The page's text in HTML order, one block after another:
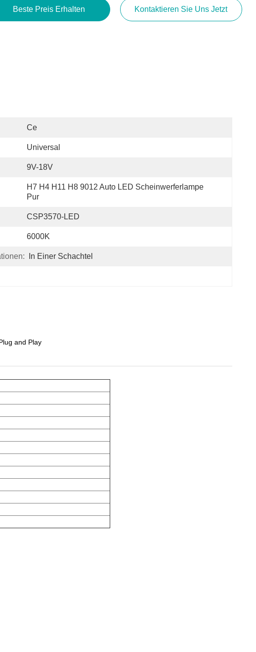
Beste Preis Erhalten Kontaktieren Sie Uns Jetzt
Ce
Universal
9V-18V
H7 H4 H11 H8 9012 Auto LED Scheinwerferlampe
Pur
CSP3570-LED
6000K
In Einer Schachtel
and Play